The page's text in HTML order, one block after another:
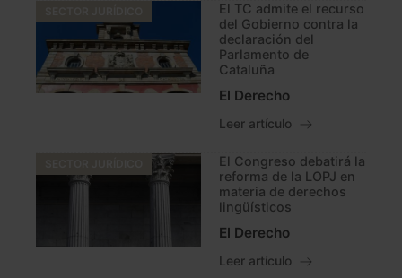
El TC admite el recurso
del Gobierno contra la
declaración del
Parlamento de
Cataluña
El Derecho
Leer artículo
El Congreso debatirá la
reforma de la LOPJ en
materia de derechos
lingüísticos
El Derecho
Leer artículo